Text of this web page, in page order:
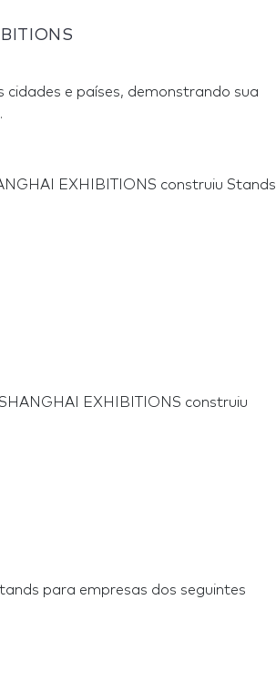
cidades e países, demonstrando sua
EXHIBITIONS construiu Stands
EXHIBITIONS construiu
para empresas dos seguintes